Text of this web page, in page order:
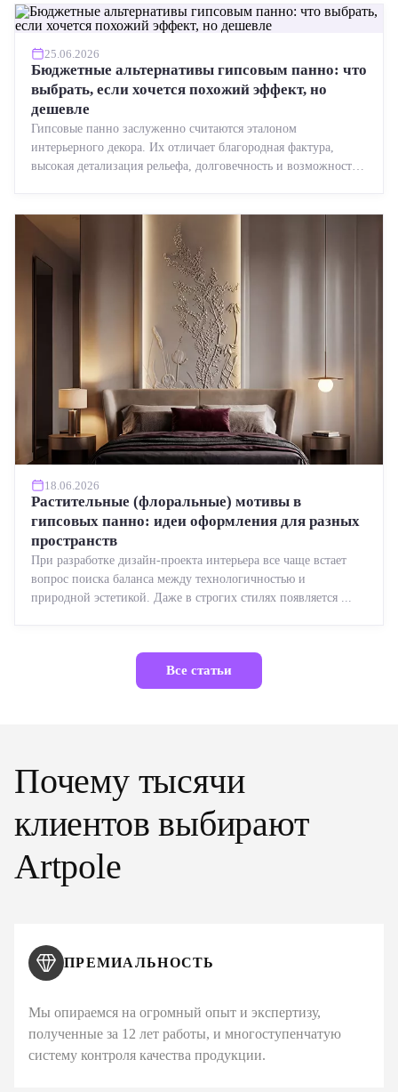
25.06.2026
Бюджетные альтернативы гипсовым панно: что
выбрать, если хочется похожий эффект, но
дешевле
Гипсовые панно заслуженно считаются эталоном
интерьерного декора. Их отличает благородная фактура,
высокая детализация рельефа, долговечность и возможность
18.06.2026
Растительные (флоральные) мотивы в
гипсовых панно: идеи оформления для разных
пространств
При разработке дизайн-проекта интерьера все чаще встает
вопрос поиска баланса между технологичностью и
природной эстетикой. Даже в строгих стилях появляется ...
Все статьи
Почему тысячи
клиентов выбирают
Artpole
ПРЕМИАЛЬНОСТЬ
Мы опираемся на огромный опыт и экспертизу,
полученные за 12 лет работы, и многоступенчатую
систему контроля качества продукции.